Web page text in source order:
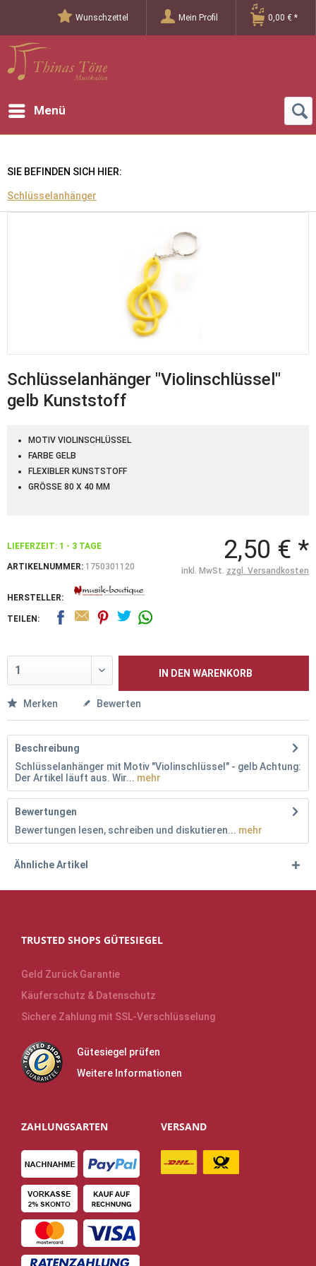
Wunschzettel Mein Profil 0,00 € *
Menü
SIE BEFINDEN SICH HIER:
Schlüsselanhänger
Schlüsselanhänger "Violinschlüssel"
gelb Kunststoff
MOTIV VIOLINSCHLÜSSEL
FARBE GELB
FLEXIBLER KUNSTSTOFF
GRÖSSE 80 X 40 MM
LIEFERZEIT: 1 - 3 TAGE
ARTIKELNUMMER: 1750301120
HERSTELLER:
2,50 € *
inkl. MwSt. zzgl. Versandkosten
TEILEN:
IN DEN WARENKORB
Merken Bewerten
Beschreibung
Schlüsselanhänger mit Motiv "Violinschlüssel" - gelb Achtung:
Der Artikel läuft aus. Wir... mehr
Bewertungen
Bewertungen lesen, schreiben und diskutieren... mehr
Ähnliche Artikel
TRUSTED SHOPS GÜTESIEGEL
Geld Zurück Garantie
Käuferschutz & Datenschutz
Sichere Zahlung mit SSL-Verschlüsselung
Gütesiegel prüfen
Weitere Informationen
ZAHLUNGSARTEN VERSAND